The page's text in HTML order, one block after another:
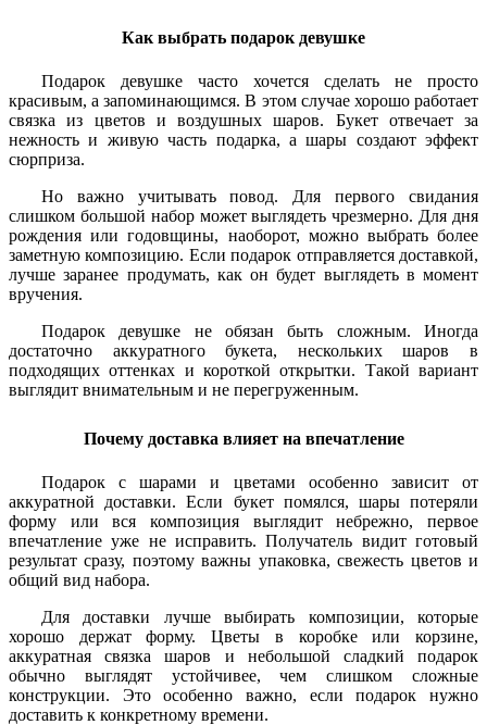
Как выбрать подарок девушке
Подарок девушке часто хочется сделать не просто
красивым, а запоминающимся. В этом случае хорошо работает
связка из цветов и воздушных шаров. Букет отвечает за
нежность и живую часть подарка, а шары создают эффект
сюрприза.
Но важно учитывать повод. Для первого свидания
слишком большой набор может выглядеть чрезмерно. Для дня
рождения или годовщины, наоборот, можно выбрать более
заметную композицию. Если подарок отправляется доставкой,
лучше заранее продумать, как он будет выглядеть в момент
вручения.
Подарок девушке не обязан быть сложным. Иногда
достаточно аккуратного букета, нескольких шаров в
подходящих оттенках и короткой открытки. Такой вариант
выглядит внимательным и не перегруженным.
Почему доставка влияет на впечатление
Подарок с шарами и цветами особенно зависит от
аккуратной доставки. Если букет помялся, шары потеряли
форму или вся композиция выглядит небрежно, первое
впечатление уже не исправить. Получатель видит готовый
результат сразу, поэтому важны упаковка, свежесть цветов и
общий вид набора.
Для доставки лучше выбирать композиции, которые
хорошо держат форму. Цветы в коробке или корзине,
аккуратная связка шаров и небольшой сладкий подарок
обычно выглядят устойчивее, чем слишком сложные
конструкции. Это особенно важно, если подарок нужно
доставить к конкретному времени.